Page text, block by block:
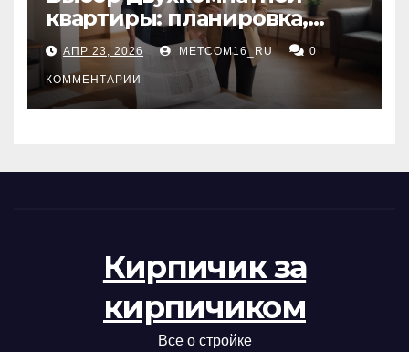
квартиры: планировка,
состояние жилья и
проверка документов
АПР 23, 2026 METCOM16_RU 0
КОММЕНТАРИИ
Кирпичик за
кирпичиком
Все о стройке